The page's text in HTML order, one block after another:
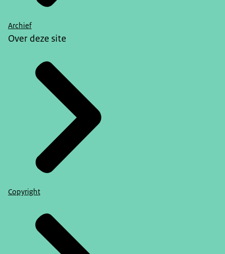
Archief
Over deze site
Copyright